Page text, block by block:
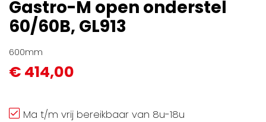
begin
van
de
afbeeldingen-
gallerij
Gastro-M open onderstel
60/60B, GL913
600mm
€ 414,00
Ma t/m vrij bereikbaar van 8u-18u